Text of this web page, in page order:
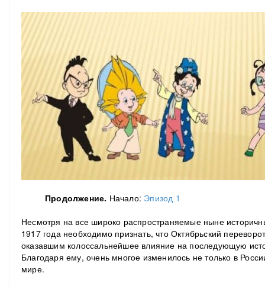
Продолжение. Начало: Эпизод 1
Несмотря на все широко распространяемые ныне
1917 года необходимо признать, что Октябрьский
оказавшим колоссальнейшее влияние на последующую
Благодаря ему, очень многое изменилось не только в
мире.